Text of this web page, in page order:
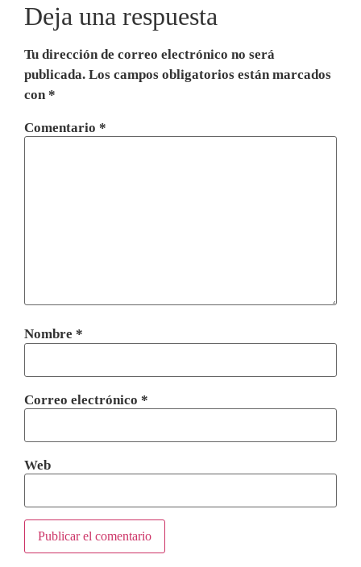
Deja una respuesta
Tu dirección de correo electrónico no será
publicada. Los campos obligatorios están marcados
con*
Comentario *
Nombre *
Correo electrónico *
Web